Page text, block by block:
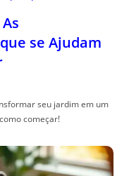
se Ajudam
seu jardim em um
começar!